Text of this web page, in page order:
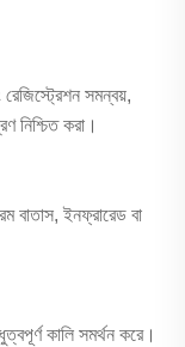
সমন্বয়,
নিশ্চিত করা।
বাতাস, ইনফ্রারেড বা
কালি সমর্থন করে।